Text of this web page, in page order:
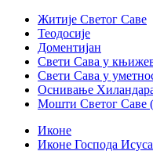
Житије Светог Саве
Теодосије
Доментијан
Свети Сава у
Свети Сава у
Оснивање
Мошти Светог Саве
Иконе
Иконе Господа